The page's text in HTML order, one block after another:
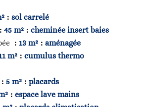
sol carrelé
45 m²
cheminée insert baies
13 m²
aménagée
m²
cumulus thermo
5 m²
placards
espace lave mains